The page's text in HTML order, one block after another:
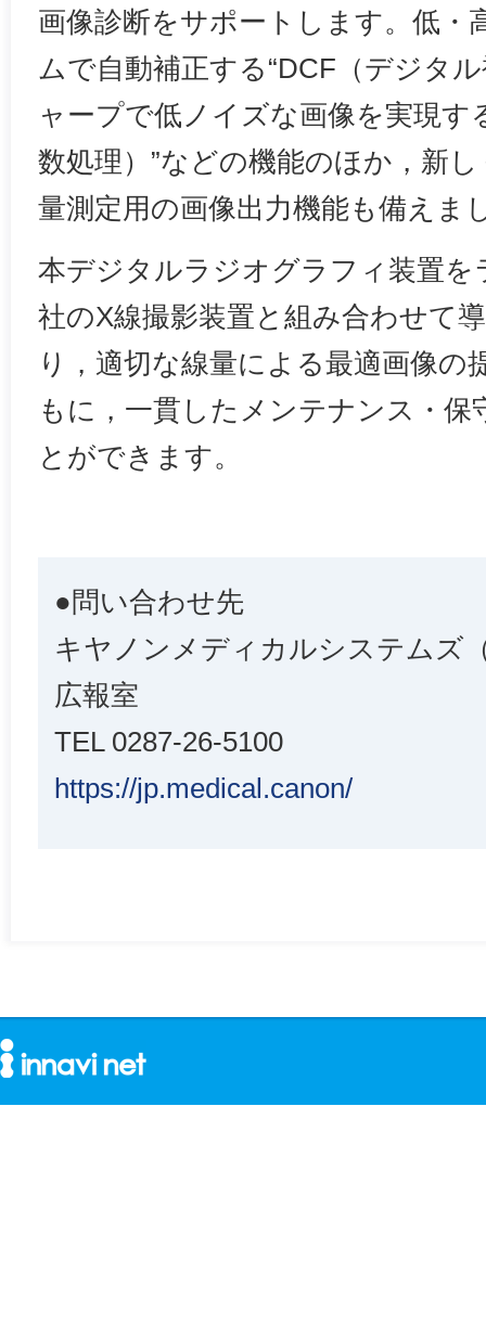
画像診断をサポートします。低・
ムで自動補正する“DCF（デジタ
ャープで低ノイズな画像を実現す
数処理）”などの機能のほか，新
量測定用の画像出力機能も備えま
本デジタルラジオグラフィ装置を
社のX線撮影装置と組み合わせて
り，適切な線量による最適画像の
もに，一貫したメンテナンス・
とができます。
●問い合わせ先
キヤノンメディカルシステムズ
広報室
TEL 0287-26-5100
https://jp.medical.canon/